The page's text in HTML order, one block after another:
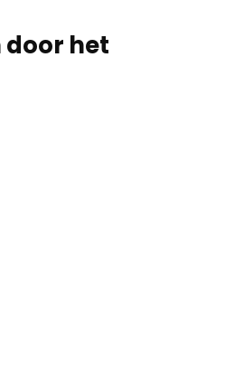
door het